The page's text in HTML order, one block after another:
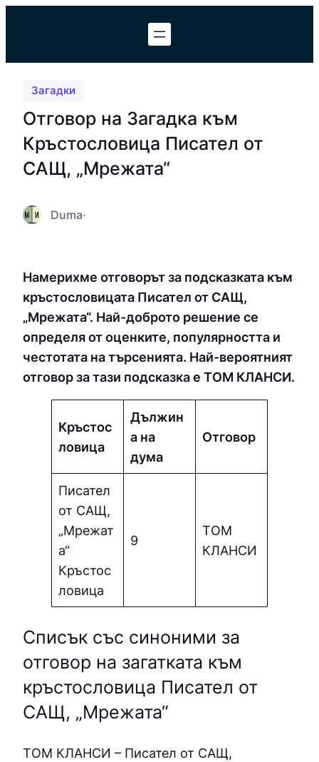
Загадки
Отговор на Загадка към
Кръстословица Писател от
САЩ, „Мрежата“
Duma·
Намерихме отговорът за подсказката към
кръстословицата Писател от САЩ,
„Мрежата“. Най-доброто решение се
определя от оценките, популярността и
честотата на търсенията. Най-вероятният
отговор за тази подсказка е ТOМ КЛAНCИ.
Кръстос
ловица
Дължин
а на
дума
Отговор
Писател
от САЩ,
„Мрежат
а“
Кръстос
ловица
9
ТOМ
КЛAНCИ
Списък със синоними за
отговор на загатката към
кръстословица Писател от
САЩ, „Мрежата“
ТOМ КЛAНCИ – Писател от САЩ,